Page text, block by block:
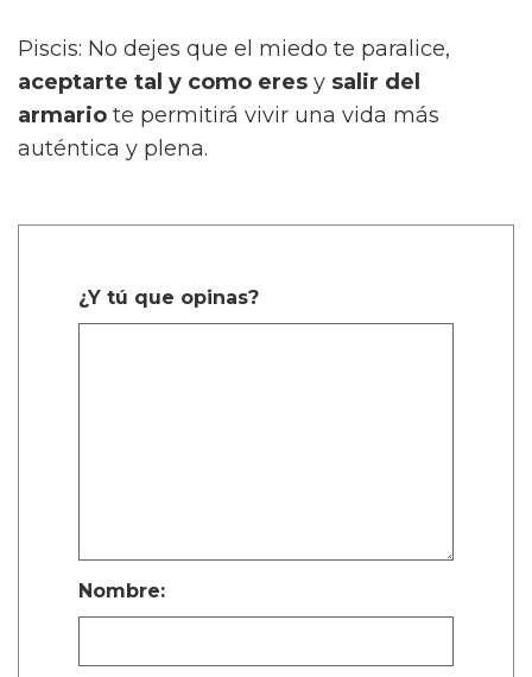
Piscis: No dejes que el miedo te paralice,
aceptarte tal y como eres y salir del
armario te permitirá vivir una vida más
auténtica y plena.
¿Y tú que opinas?
Nombre: